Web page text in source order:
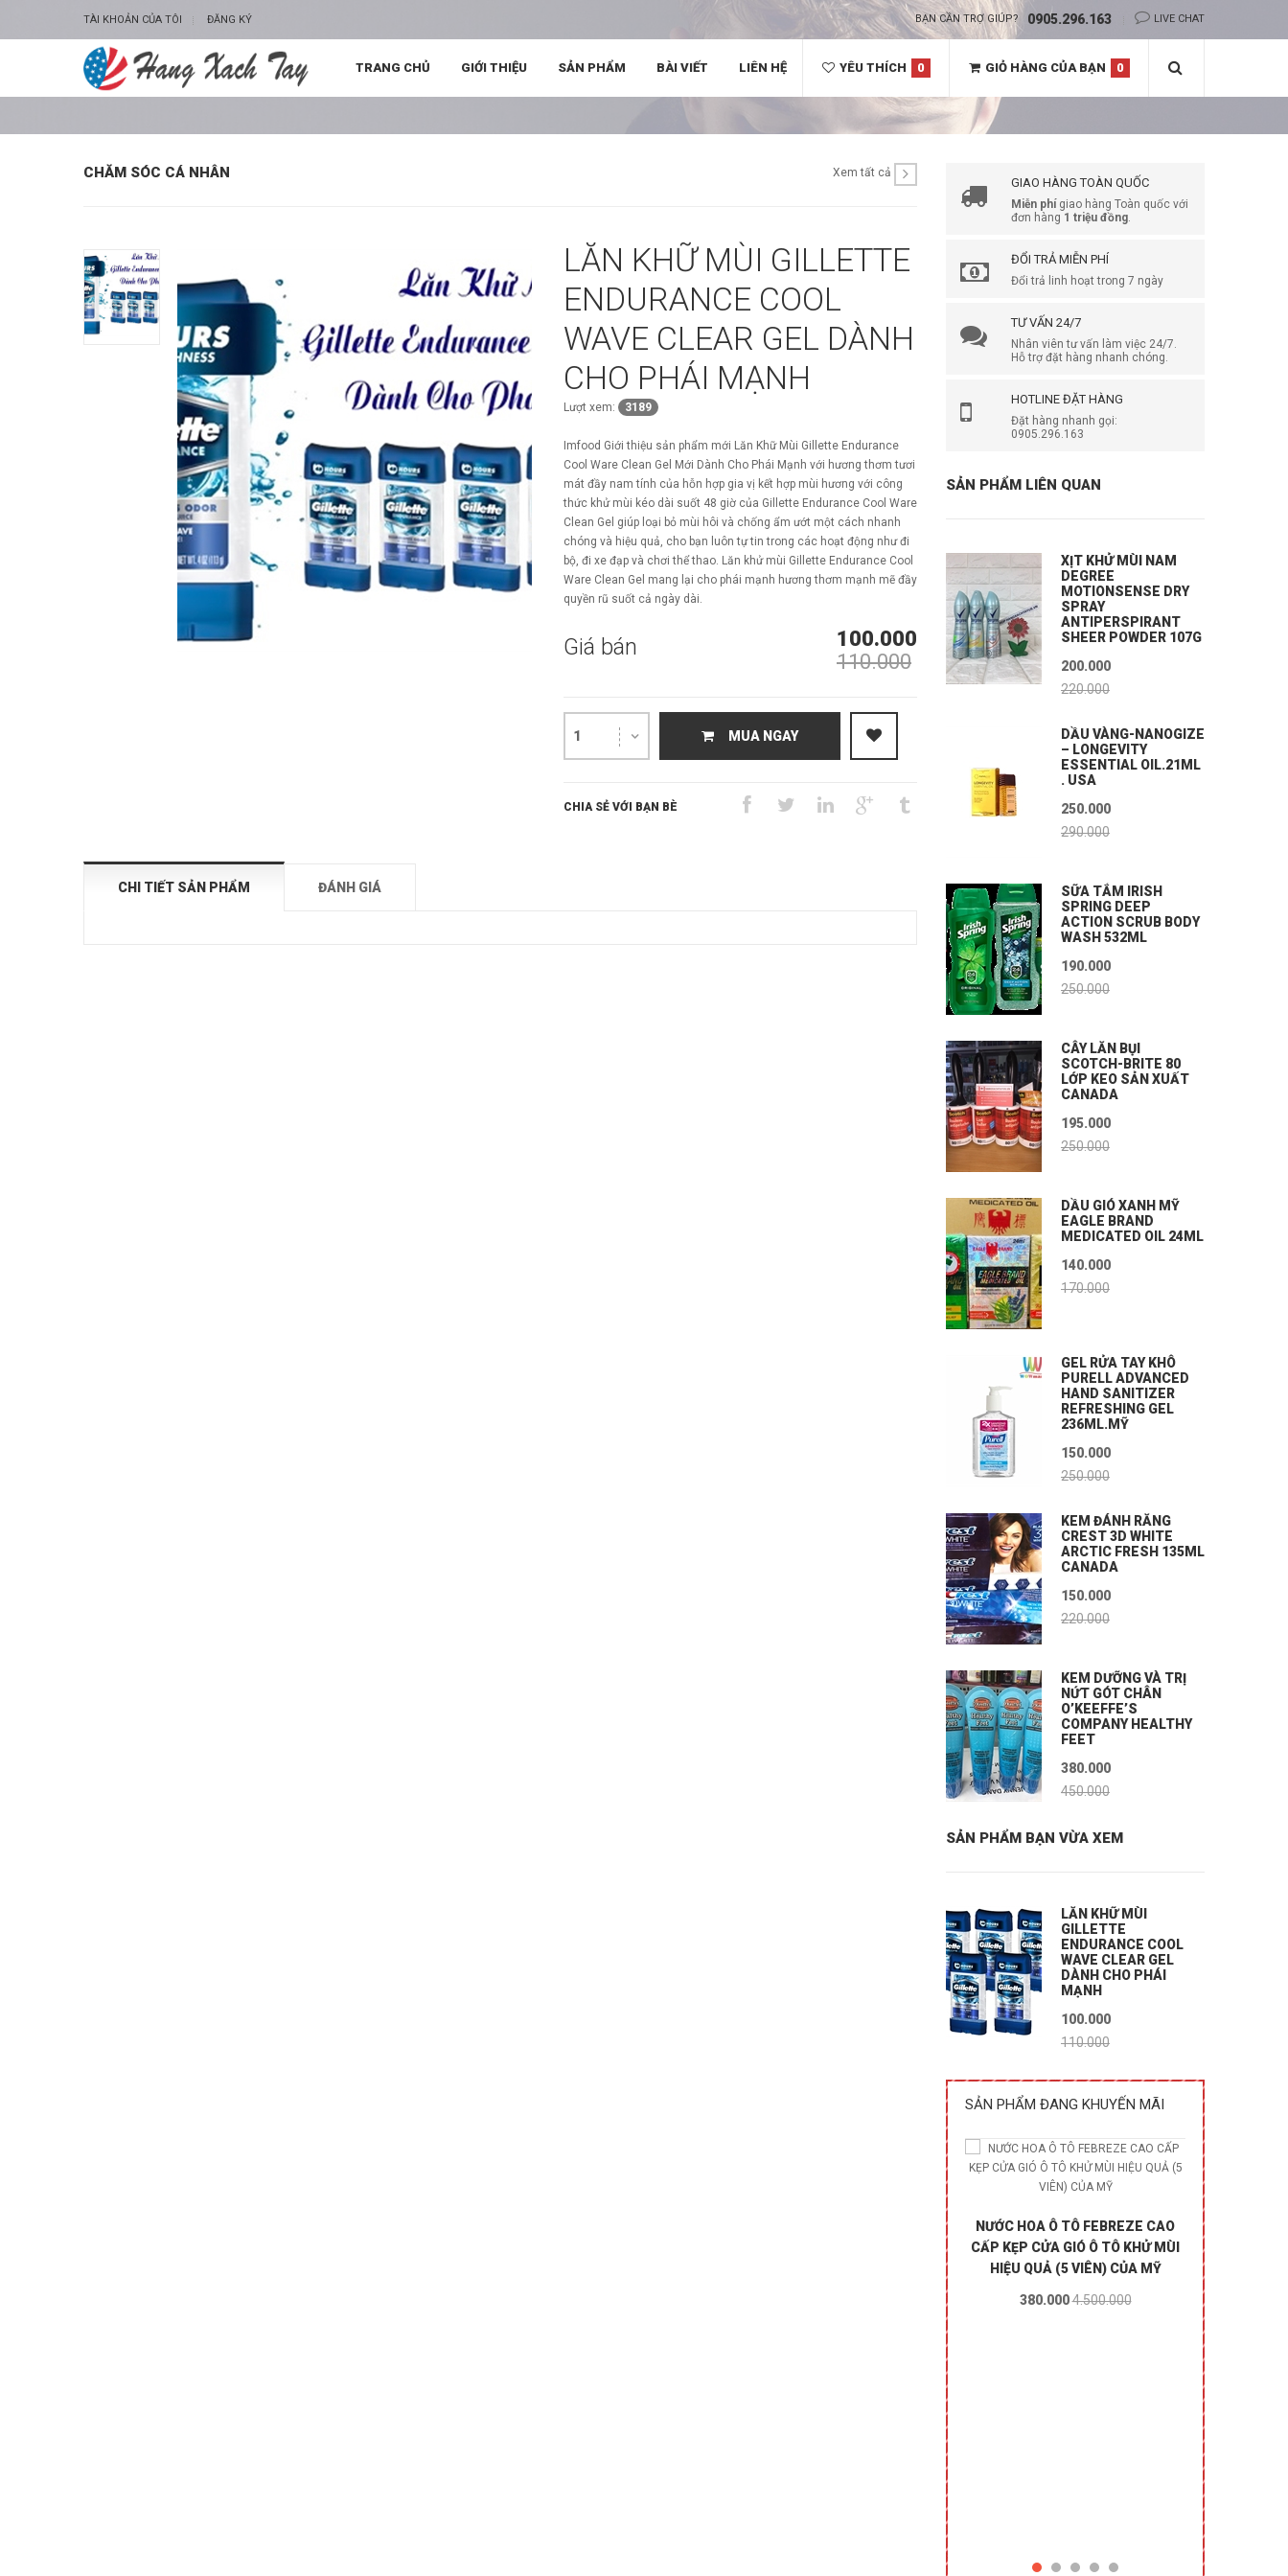
TÀI KHOẢN CỦA TÔI ĐĂNG KÝ LIVE CHAT
BẠN CẦN TRỢ GIÚP? 0905.296.163
GIỎ HÀNG CỦA BẠN 0
YÊU THÍCH 0
TRANG CHỦ GIỚI THIỆU SẢN PHẨM BÀI VIẾT LIÊN HỆ
CHĂM SÓC CÁ NHÂN Xem tất cả
LĂN KHỮ MÙI GILLETTE
ENDURANCE COOL
WAVE CLEAR GEL DÀNH
CHO PHÁI MẠNH
Lượt xem: 3189
Imfood Giới thiệu sản phẩm mới Lăn Khữ Mùi Gillette Endurance
Cool Ware Clean Gel Mới Dành Cho Phái Mạnh với hương thơm tươi
mát đầy nam tính của hỗn hợp gia vị kết hợp mùi hương với công
thức khử mùi kéo dài suốt 48 giờ của Gillette Endurance Cool Ware
Clean Gel giúp loại bỏ mùi hôi và chống ẩm ướt một cách nhanh
chóng và hiệu quả, cho bạn luôn tự tin trong các hoạt động như đi
bộ, đi xe đạp và chơi thể thao. Lăn khử mùi Gillette Endurance Cool
Ware Clean Gel mang lại cho phái mạnh hương thơm mạnh mẽ đầy
quyền rũ suốt cả ngày dài.
Giá bán
100.000
110.000
1 MUA NGAY
CHIA SẺ VỚI BẠN BÈ
CHI TIẾT SẢN PHẨM ĐÁNH GIÁ
GIAO HÀNG TOÀN QUỐC
Miễn phígiao hàng Toàn quốc với
đơn hàng 1 triệu đồng.
ĐỔI TRẢ MIỄN PHÍ
Đổi trả linh hoạt trong 7 ngày
TƯ VẤN 24/7
Nhân viên tư vấn làm việc 24/7.
Hỗ trợ đặt hàng nhanh chóng.
HOTLINE ĐẶT HÀNG
Đặt hàng nhanh gọi:
0905.296.163
SẢN PHẨM LIÊN QUAN
XỊT KHỬ MÙI NAM
DEGREE
MOTIONSENSE DRY
SPRAY
ANTIPERSPIRANT
SHEER POWDER 107G
200.000
220.000
DẦU VÀNG-NANOGIZE
– LONGEVITY
ESSENTIAL OIL.21ML
. USA
250.000
290.000
SỮA TẮM IRISH
SPRING DEEP
ACTION SCRUB BODY
WASH 532ML
190.000
250.000
CÂY LĂN BỤI
SCOTCH-BRITE 80
LỚP KEO SẢN XUẤT
CANADA
195.000
250.000
DẦU GIÓ XANH MỸ
EAGLE BRAND
MEDICATED OIL 24ML
140.000
170.000
GEL RỬA TAY KHÔ
PURELL ADVANCED
HAND SANITIZER
REFRESHING GEL
236ML.MỸ
150.000
250.000
KEM ĐÁNH RĂNG
CREST 3D WHITE
ARCTIC FRESH 135ML
CANADA
150.000
220.000
KEM DƯỠNG VÀ TRỊ
NỨT GÓT CHÂN
O’KEEFFE’S
COMPANY HEALTHY
FEET
380.000
450.000
SẢN PHẨM BẠN VỪA XEM
LĂN KHỮ MÙI
GILLETTE
ENDURANCE COOL
WAVE CLEAR GEL
DÀNH CHO PHÁI
MẠNH
100.000
110.000
SẢN PHẨM ĐANG KHUYẾN MÃI
CHAI XỊT CHỐNG NHĂN VÀ KHỬ
MÙI QUẦN ÁO BOUNCE RAPID
NƯỚC HOA Ô TÔ FEBREZE CAO
CẤP KẸP CỬA GIÓ Ô TÔ KHỬ MÙI
HIỆU QUẢ (5 VIÊN) CỦA MỸ
380.0004.500.000
KẸO
CHOCOLATE